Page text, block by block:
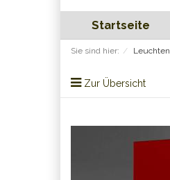
Startseite
Sie sind hier: Leuchten
Zur Übersicht